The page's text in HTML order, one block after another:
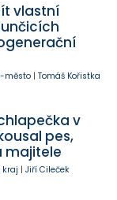
vlastní
město| Tomáš Kořistka
v
pes,
majitele
kraj | Jiří Cileček